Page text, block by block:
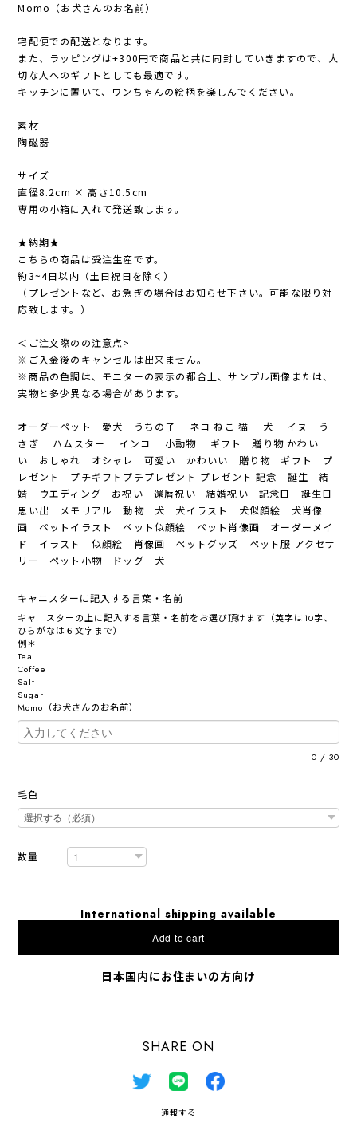
Momo（お犬さんのお名前）
宅配便での配送となります。
また、ラッピングは+300円で商品と共に同封していきますので、大
切な人へのギフトとしても最適です。
キッチンに置いて、ワンちゃんの絵柄を楽しんでください。
素材
陶磁器
サイズ
直径8.2cm × 高さ10.5cm
専用の小箱に入れて発送致します。
★納期★
こちらの商品は受注生産です。
約3~4日以内（土日祝日を除く）
（プレゼントなど、お急ぎの場合はお知らせ下さい。可能な限り対
応致します。）
＜ご注文際のの注意点>
※ご入金後のキャンセルは出来ません。
※商品の色調は、モニターの表示の都合上、サンプル画像または、
実物と多少異なる場合があります。
オーダーペット 愛犬 うちの子 ネコ ねこ 猫 犬 イヌ う
さぎ ハムスター インコ 小動物 ギフト 贈り物 かわい
い おしゃれ オシャレ 可愛い かわいい 贈り物 ギフト プ
レゼント プチギフトプチプレゼント プレゼント 記念 誕生 結
婚 ウエディング お祝い 還暦祝い 結婚祝い 記念日 誕生日
思い出 メモリアル 動物 犬 犬イラスト 犬似顔絵 犬肖像
画 ペットイラスト ペット似顔絵 ペット肖像画 オーダーメイ
ド イラスト 似顔絵 肖像画 ペットグッズ ペット服 アクセサ
リー ペット小物 ドッグ 犬
キャニスターに記入する言葉・名前
キャニスターの上に記入する言葉・名前をお選び頂けます（英字は10字、
ひらがなは６文字まで）
例＊
Tea
Coffee
Salt
Sugar
Momo（お犬さんのお名前）
0 / 30
毛色
数量
International shipping available
Add to cart
日本国内にお住まいの方向け
SHARE ON
通報する